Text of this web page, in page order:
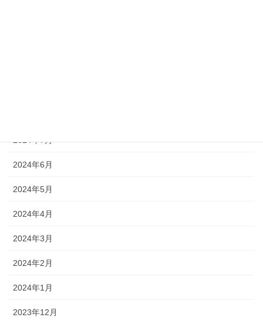
2024年7月
2024年6月
2024年5月
2024年4月
2024年3月
2024年2月
2024年1月
2023年12月